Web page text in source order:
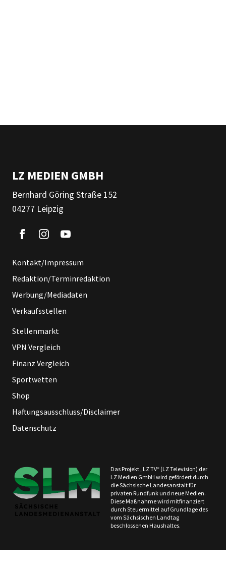
LZ MEDIEN GMBH
Bernhard Göring Straße 152
04277 Leipzig
Kontakt/Impressum
Redaktion/Terminredaktion
Werbung/Mediadaten
Verkaufsstellen
Stellenmarkt
VPN Vergleich
Finanz Vergleich
Sportwetten
Shop
Haftungsausschluss/Disclaimer
Datenschutz
Das Projekt „LZ TV“ (LZ Television) der
LZ Medien GmbH wird gefördert durch
die Sächsische Landesanstalt für
privaten Rundfunk und neue Medien.
Diese Maßnahme wird mitfinanziert
durch Steuermittel auf Grundlage des
vom Sächsischen Landtag
beschlossenen Haushaltes.